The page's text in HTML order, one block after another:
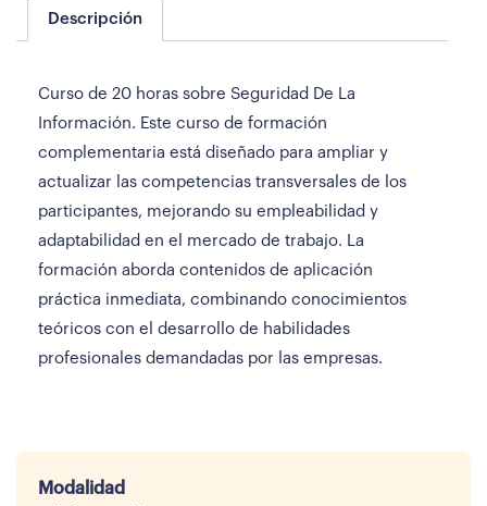
Descripción
Curso de 20 horas sobre Seguridad De La
Información. Este curso de formación
complementaria está diseñado para ampliar y
actualizar las competencias transversales de los
participantes, mejorando su empleabilidad y
adaptabilidad en el mercado de trabajo. La
formación aborda contenidos de aplicación
práctica inmediata, combinando conocimientos
teóricos con el desarrollo de habilidades
profesionales demandadas por las empresas.
Modalidad